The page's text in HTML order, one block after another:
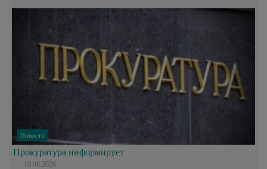
Новости
Прокуратура информирует
10.06.2026